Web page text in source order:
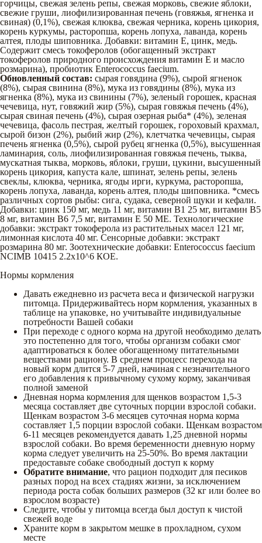
горчицы, свежая зелень репы, свежая морковь, свежие яблоки,
свежие груши, лиофилизированная печень (говяжья, ягненка и
свиная) (0,1%), свежая клюква, свежая черника, корень цикория,
корень куркумы, расторопша, корень лопуха, лаванда, корень
алтея, плоды шиповника. Добавки: витамин Е, цинк, медь.
Содержит смесь токоферолов (обогащенный экстракт
токоферолов природного происхождения витамин Е и масло
розмарина), пробиотик Enterococcus faecium.
Обновленный состав: сырая говядина (9%), сырой ягненок
(8%), сырая свинина (8%), мука из говядины (8%), мука из
ягненка (8%), мука из свинины (7%), зеленый горошек, красная
чечевица, нут, говяжий жир (5%), сырая говяжья печень (4%),
сырая свиная печень (4%), сырая озерная рыба* (4%), зеленая
чечевица, фасоль пестрая, желтый горошек, гороховый крахмал,
сырой бизон (2%), рыбий жир (2%), клетчатка чечевицы, сырая
печень ягненка (0,5%), сырой рубец ягненка (0,5%), высушенная
ламинария, соль, лиофилизированная говяжья печень, тыква,
мускатная тыква, морковь, яблоки, груши, цукини, высушенный
корень цикория, капуста кале, шпинат, зелень репы, зелень
свеклы, клюква, черника, ягоды ирги, куркума, расторопша,
корень лопуха, лаванда, корень алтея, плоды шиповника. *смесь
различных сортов рыбы: сига, судака, северной щуки и кефали.
Добавки: цинк 150 мг, медь 11 мг, витамин B1 25 мг, витамин B5
8 мг, витамин B6 7,5 мг, витамин E 50 МЕ. Технологические
добавки: экстракт токоферола из растительных масел 121 мг,
лимонная кислота 40 мг. Сенсорные добавки: экстракт
розмарина 80 мг. Зоотехнические добавки: Enterococcus faecium
NCIMB 10415 2.2x10^6 КОЕ.
Нормы кормления
Давать ежедневно из расчета веса и физической нагрузки
питомца. Придерживайтесь норм кормления, указанных в
таблице на упаковке, но учитывайте индивидуальные
потребности Вашей собаки
При переходе с одного корма на другой необходимо делать
это постепенно для того, чтобы организм собаки смог
адаптироваться к более обогащенному питательными
веществами рациону. В среднем процесс перехода на
новый корм длится 5-7 дней, начиная с незначительного
его добавления к привычному сухому корму, заканчивая
полной заменой
Дневная норма кормления для щенков возрастом 1,5-3
месяца составляет две суточных порции взрослой собаки.
Щенкам возрастом 3-6 месяцев суточная норма корма
составляет 1,5 порции взрослой собаки. Щенкам возрастом
6-11 месяцев рекомендуется давать 1,25 дневной нормы
взрослой собаки. Во время беременности дневную норму
корма следует увеличить на 25-50%. Во время лактации
предоставьте собаке свободный доступ к корму
Обратите внимание, что рацион подходит для песиков
разных пород на всех стадиях жизни, за исключением
периода роста собак больших размеров (32 кг или более во
взрослом возрасте)
Следите, чтобы у питомца всегда был доступ к чистой
свежей воде
Храните корм в закрытом мешке в прохладном, сухом
месте